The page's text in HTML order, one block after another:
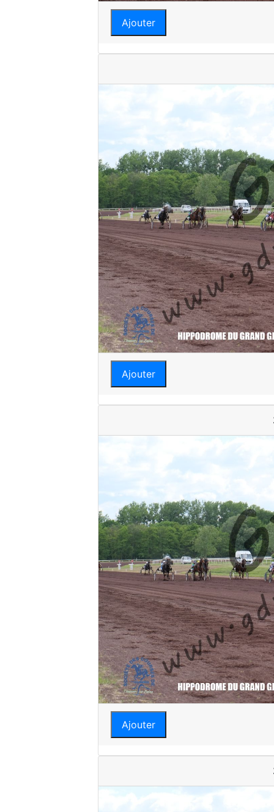
Ajouter
Ajouter
Ajouter